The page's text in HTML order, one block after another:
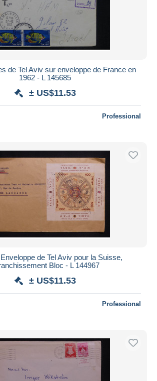
de Tel Aviv sur enveloppe de France en
1962 - L 145685
± US$11.53
Professional
de Tel Aviv pour la Suisse,
Bloc - L 144967
± US$11.53
Professional